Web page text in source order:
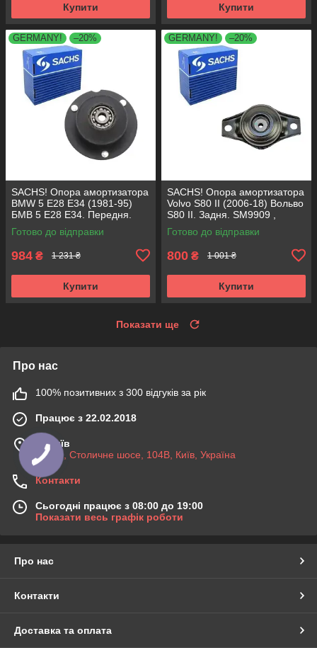
Купити Купити
GERMANY! –20%
SACHS! Опора амортизатора
BMW 5 E28 E34 (1981-95)
БМВ 5 Е28 Е34. Передня.
SM1000 , 803151 , KB650.00 ,
VKDC35801
Готово до відправки
984 ₴ 1 231 ₴
Купити
GERMANY! –20%
SACHS! Опора амортизатора
Volvo S80 II (2006-18) Вольво
S80 II. Задня. SM9909 ,
802416 , KB952.10 ,
VKDA40436
Готово до відправки
800 ₴ 1 001 ₴
Купити
Показати ще
Про нас
100% позитивних з 300 відгуків за рік
Працює з 22.02.2018
м. Київ
03045, Столичне шосе, 104B, Київ, Україна
Контакти
Сьогодні працює з 08:00 до 19:00
Показати весь графік роботи
Про нас
Контакти
Доставка та оплата